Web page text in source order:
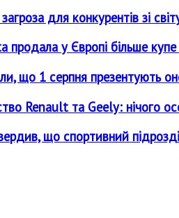
для конкурентів зі
продала у Європі більше
що 1 серпня презентують
Renault та Geely: нічого
що спортивний